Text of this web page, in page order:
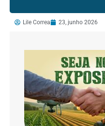
Lile Correa 23, junho 2026